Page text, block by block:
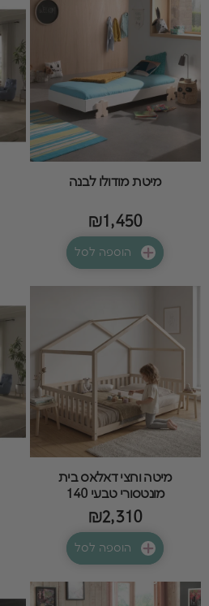
מיטת מודולו לבנה
₪1,450
הוספה לסל
מיטה וחצי דאלאס בית
מונטסורי טבעי 140
₪2,310
הוספה לסל